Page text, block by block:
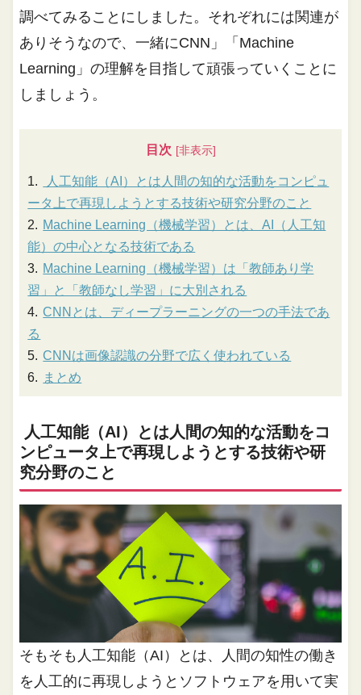
調べてみることにしました。それぞれには関連が
ありそうなので、一緒にCNN」「Machine
Learning」の理解を目指して頑張っていくことに
しましょう。
目次
人工知能（AI）とは人間の知的な活動をコンピュ
ータ上で再現しようとする技術や研究分野のこと
Machine Learning（機械学習）とは、AI（人工知
能）の中心となる技術である
Machine Learning（機械学習）は「教師あり学
習」と「教師なし学習」に大別される
CNNとは、ディープラーニングの一つの手法であ
る
CNNは画像認識の分野で広く使われている
まとめ
人工知能（AI）とは人間の知的な活動をコ
ンピュータ上で再現しようとする技術や研
究分野のこと
そもそも人工知能（AI）とは、人間の知性の働き
を人工的に再現しようとソフトウェアを用いて実